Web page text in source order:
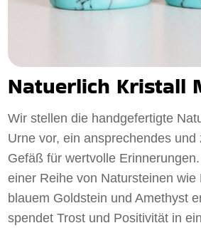
Natuerlich Kristall
Wir stellen die handgefertigte
Urne vor, ein ansprechendes
Gefäß für wertvolle
einer Reihe von Natursteinen wie
blauem Goldstein und Amethyst
spendet Trost und Positivität in